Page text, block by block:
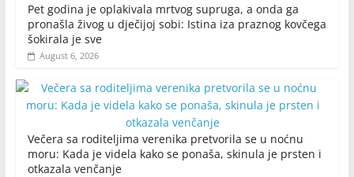
Pet godina je oplakivala mrtvog supruga, a onda ga
pronašla živog u dječijoj sobi: Istina iza praznog kovčega
šokirala je sve
August 6, 2026
Večera sa roditeljima verenika pretvorila se u noćnu
moru: Kada je videla kako se ponaša, skinula je prsten i
otkazala venčanje